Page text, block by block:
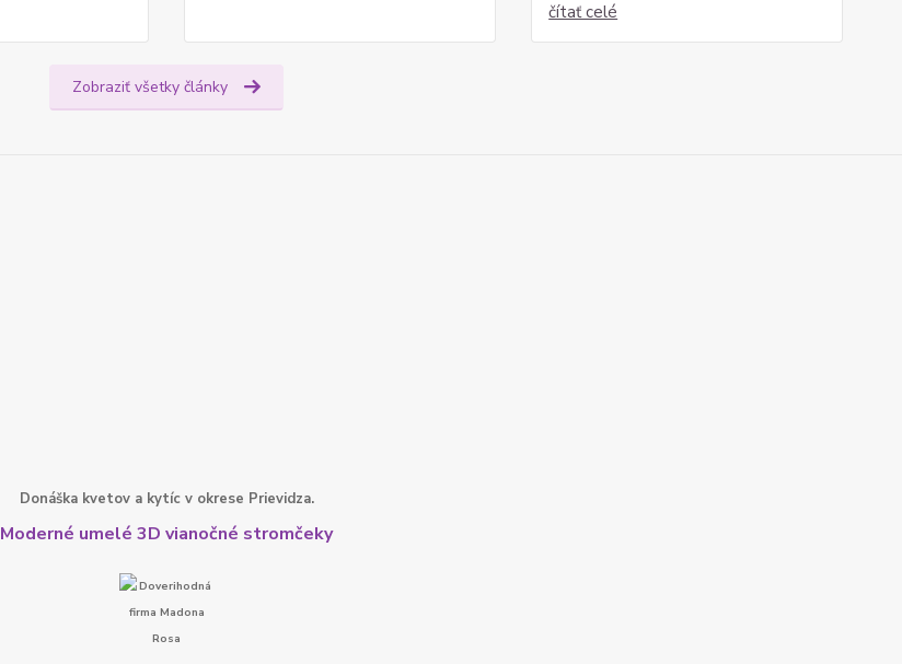
čítať celé
Zobraziť všetky články
Donáška kvetov a kytíc v okrese Prievidza.
Moderné umelé 3D vianočné stromčeky